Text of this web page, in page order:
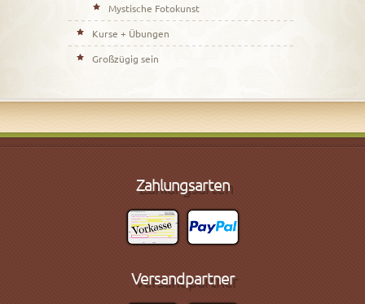
Mystische Fotokunst
Kurse + Übungen
Großzügig sein
Zahlungsarten
Versandpartner